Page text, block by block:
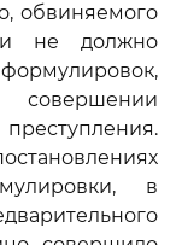
обвиняемого
не должно
в